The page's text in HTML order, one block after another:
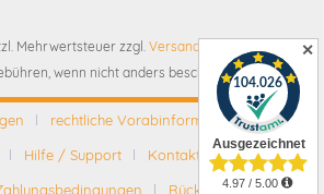
✕
Mehrwertsteuer zzgl. Versandkosten
wenn nicht anders beschrieben
rechtliche Vorabinformationen
Hilfe / Support
Kontakt
Rückgabe